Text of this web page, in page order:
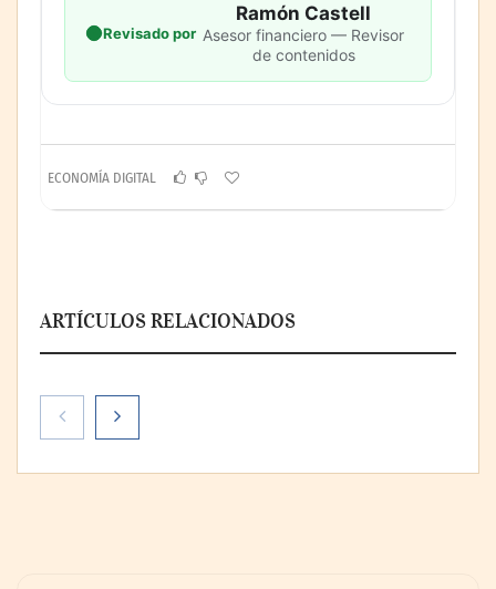
Revisado por
Ramón Castell
Asesor financiero — Revisor
de contenidos
ECONOMÍA DIGITAL
ARTÍCULOS RELACIONADOS
La cartera vencida hipotecaria aumenta al
doble de velocidad que la cartera sana en